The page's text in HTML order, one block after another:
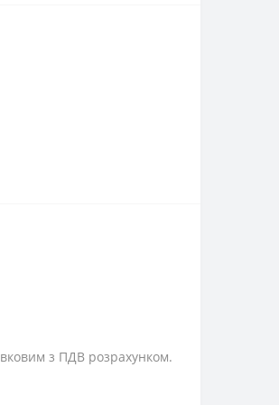
з ПДВ розрахунком.